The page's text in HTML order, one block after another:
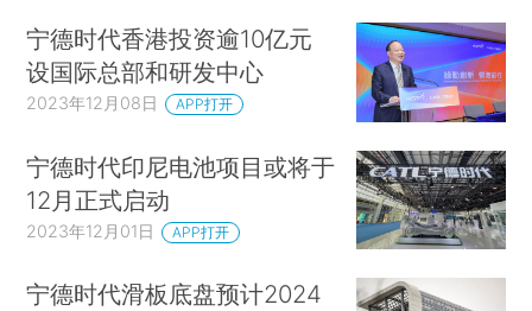
宁德时代香港投资逾10亿元
设国际总部和研发中心
2023年12月08日 APP打开
宁德时代印尼电池项目或将于
12月正式启动
2023年12月01日 APP打开
宁德时代滑板底盘预计2024